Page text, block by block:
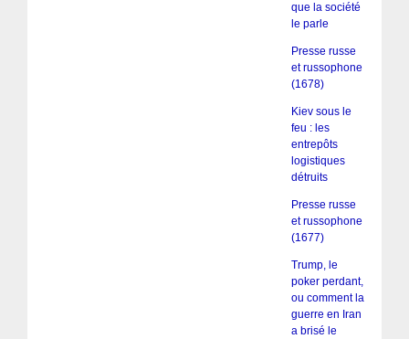
que la société
le parle
Presse russe
et russophone
(1678)
Kiev sous le
feu : les
entrepôts
logistiques
détruits
Presse russe
et russophone
(1677)
Trump, le
poker perdant,
ou comment la
guerre en Iran
a brisé le